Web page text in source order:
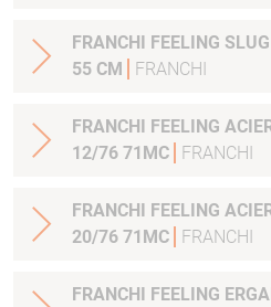
FRANCHI FEELING
55 CM
FRANCHI
FRANCHI FEELING
12/76 71MC
FRANCHI
FRANCHI FEELING
20/76 71MC
FRANCHI
FRANCHI FEELING